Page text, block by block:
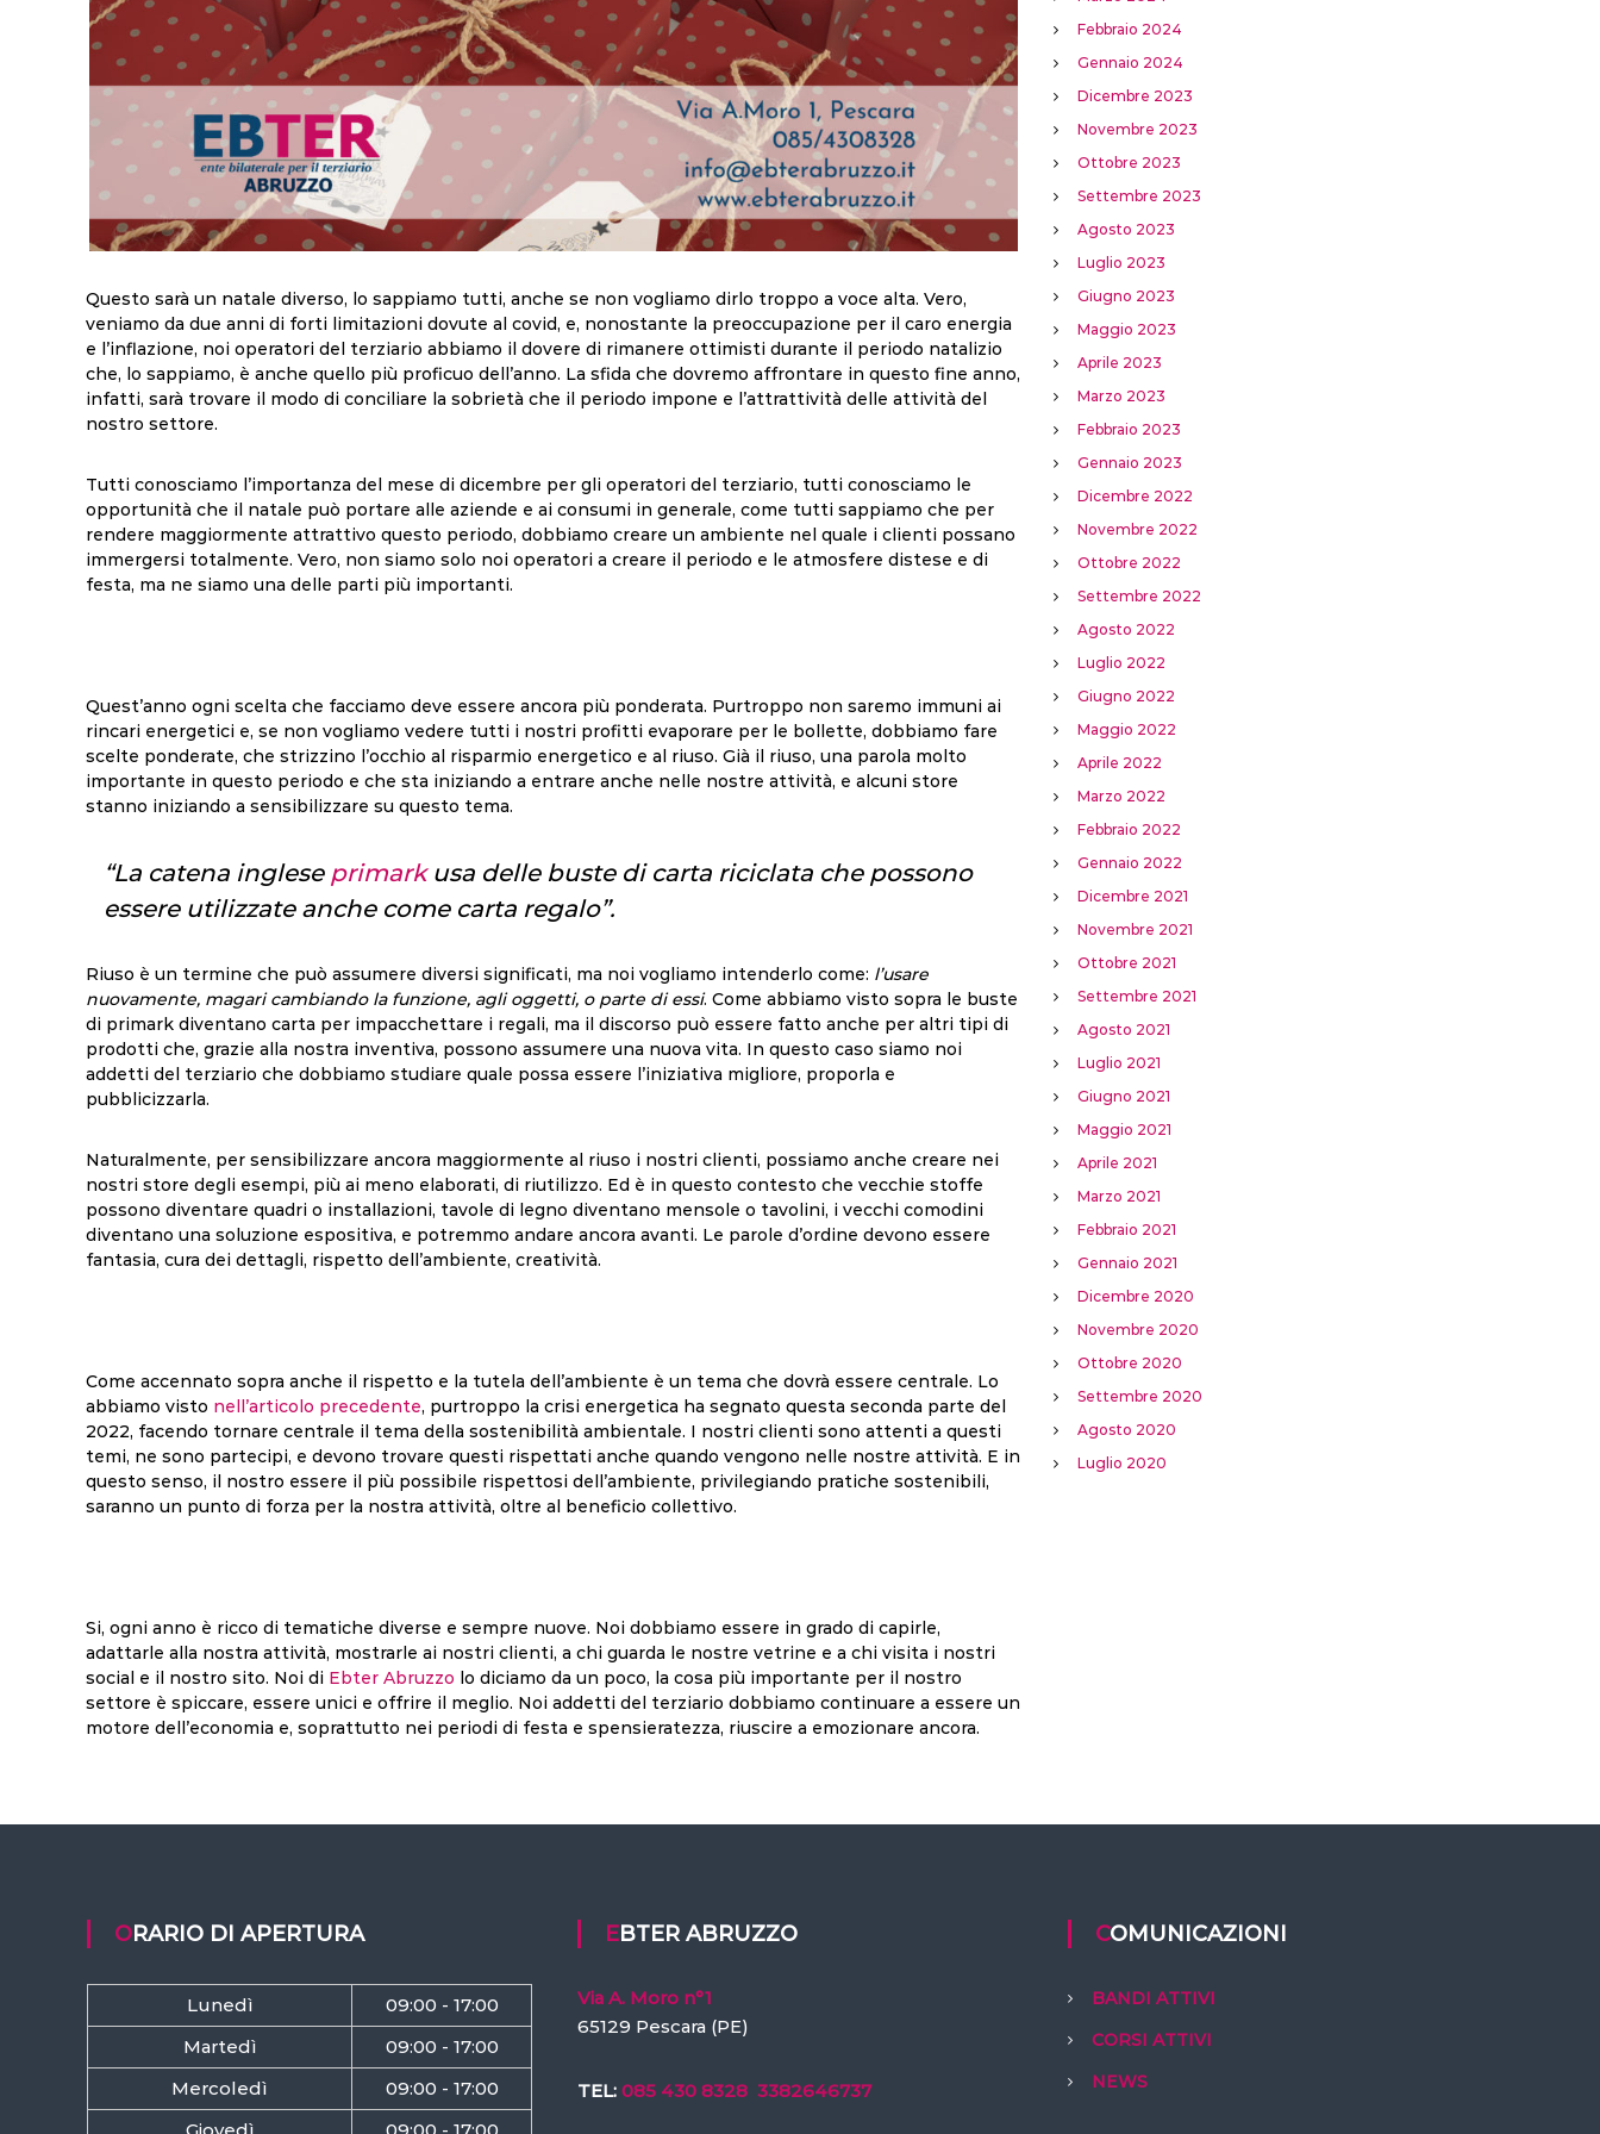
Questo sarà un natale diverso, lo sappiamo tutti, anche se non vogliamo dirlo troppo a voce alta. Vero,
veniamo da due anni di forti limitazioni dovute al covid, e, nonostante la preoccupazione per il caro energia
e l’inflazione, noi operatori del terziario abbiamo il dovere di rimanere ottimisti durante il periodo natalizio
che, lo sappiamo, è anche quello più proficuo dell’anno. La sfida che dovremo affrontare in questo fine anno,
infatti, sarà trovare il modo di conciliare la sobrietà che il periodo impone e l’attrattività delle attività del
nostro settore.
Tutti conosciamo l’importanza del mese di dicembre per gli operatori del terziario, tutti conosciamo le
opportunità che il natale può portare alle aziende e ai consumi in generale, come tutti sappiamo che per
rendere maggiormente attrattivo questo periodo, dobbiamo creare un ambiente nel quale i clienti possano
immergersi totalmente. Vero, non siamo solo noi operatori a creare il periodo e le atmosfere distese e di
festa, ma ne siamo una delle parti più importanti.
Quest’anno ogni scelta che facciamo deve essere ancora più ponderata. Purtroppo non saremo immuni ai
rincari energetici e, se non vogliamo vedere tutti i nostri profitti evaporare per le bollette, dobbiamo fare
scelte ponderate, che strizzino l’occhio al risparmio energetico e al riuso. Già il riuso, una parola molto
importante in questo periodo e che sta iniziando a entrare anche nelle nostre attività, e alcuni store
stanno iniziando a sensibilizzare su questo tema.
“La catena inglese primarkusa delle buste di carta riciclata che possono
essere utilizzate anche come carta regalo”.
Riuso è un termine che può assumere diversi significati, ma noi vogliamo intenderlo come: l’usare
nuovamente, magari cambiando la funzione, agli oggetti, o parte di essi. Come abbiamo visto sopra le buste
di primark diventano carta per impacchettare i regali, ma il discorso può essere fatto anche per altri tipi di
prodotti che, grazie alla nostra inventiva, possono assumere una nuova vita. In questo caso siamo noi
addetti del terziario che dobbiamo studiare quale possa essere l’iniziativa migliore, proporla e
pubblicizzarla.
Naturalmente, per sensibilizzare ancora maggiormente al riuso i nostri clienti, possiamo anche creare nei
nostri store degli esempi, più ai meno elaborati, di riutilizzo. Ed è in questo contesto che vecchie stoffe
possono diventare quadri o installazioni, tavole di legno diventano mensole o tavolini, i vecchi comodini
diventano una soluzione espositiva, e potremmo andare ancora avanti. Le parole d’ordine devono essere
fantasia, cura dei dettagli, rispetto dell’ambiente, creatività.
Come accennato sopra anche il rispetto e la tutela dell’ambiente è un tema che dovrà essere centrale. Lo
abbiamo visto nell’articolo precedente, purtroppo la crisi energetica ha segnato questa seconda parte del
2022, facendo tornare centrale il tema della sostenibilità ambientale. I nostri clienti sono attenti a questi
temi, ne sono partecipi, e devono trovare questi rispettati anche quando vengono nelle nostre attività. E in
questo senso, il nostro essere il più possibile rispettosi dell’ambiente, privilegiando pratiche sostenibili,
saranno un punto di forza per la nostra attività, oltre al beneficio collettivo.
Si, ogni anno è ricco di tematiche diverse e sempre nuove. Noi dobbiamo essere in grado di capirle,
adattarle alla nostra attività, mostrarle ai nostri clienti, a chi guarda le nostre vetrine e a chi visita i nostri
social e il nostro sito. Noi di Ebter Abruzzo lo diciamo da un poco, la cosa più importante per il nostro
settore è spiccare, essere unici e offrire il meglio. Noi addetti del terziario dobbiamo continuare a essere un
motore dell’economia e, soprattutto nei periodi di festa e spensieratezza, riuscire a emozionare ancora.
Febbraio 2024
Gennaio 2024
Dicembre 2023
Novembre 2023
Ottobre 2023
Settembre 2023
Agosto 2023
Luglio 2023
Giugno 2023
Maggio 2023
Aprile 2023
Marzo 2023
Febbraio 2023
Gennaio 2023
Dicembre 2022
Novembre 2022
Ottobre 2022
Settembre 2022
Agosto 2022
Luglio 2022
Giugno 2022
Maggio 2022
Aprile 2022
Marzo 2022
Febbraio 2022
Gennaio 2022
Dicembre 2021
Novembre 2021
Ottobre 2021
Settembre 2021
Agosto 2021
Luglio 2021
Giugno 2021
Maggio 2021
Aprile 2021
Marzo 2021
Febbraio 2021
Gennaio 2021
Dicembre 2020
Novembre 2020
Ottobre 2020
Settembre 2020
Agosto 2020
Luglio 2020
ORARIO DI APERTURA
Lunedì
09:00 - 17:00
Martedì
09:00 - 17:00
Mercoledì
09:00 - 17:00
EBTER ABRUZZO
Via A. Moro n°1
65129 Pescara (PE)
TEL: 085 430 8328 3382646737
COMUNICAZIONI
BANDI ATTIVI
CORSI ATTIVI
NEWS